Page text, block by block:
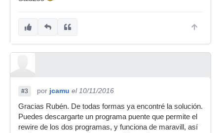
#3 por jcamu el 10/11/2016
Gracias Rubén. De todas formas ya encontré la solución.
Puedes descargarte un programa puente que permite el
rewire de los dos programas, y funciona de maravill, así